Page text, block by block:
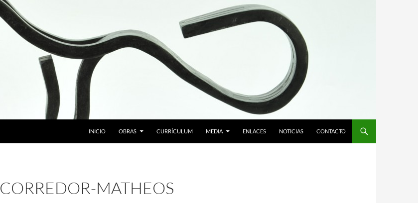
INICIO
OBRAS CURRÍCULUM MEDIA ENLACES NOTICIAS CONTACTO
CORREDOR-MATHEOS